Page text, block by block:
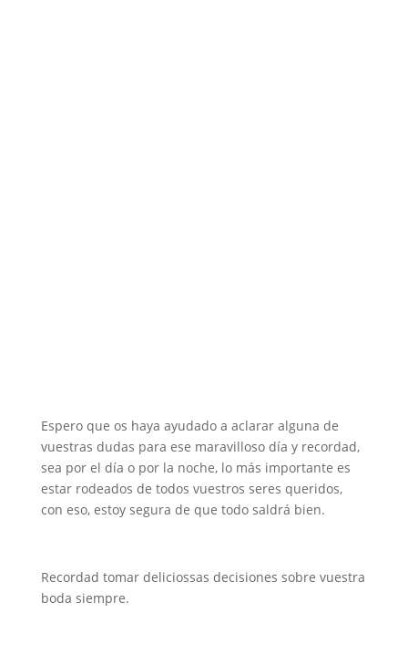
Espero que os haya ayudado a aclarar alguna de
vuestras dudas para ese maravilloso día y recordad,
sea por el día o por la noche, lo más importante es
estar rodeados de todos vuestros seres queridos,
con eso, estoy segura de que todo saldrá bien.
Recordad tomar deliciossas decisiones sobre vuestra
boda siempre.